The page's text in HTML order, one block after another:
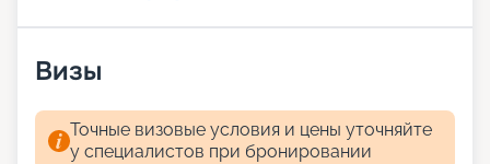
Визы
Точные визовые условия и цены уточняйте
у специалистов при бронировании